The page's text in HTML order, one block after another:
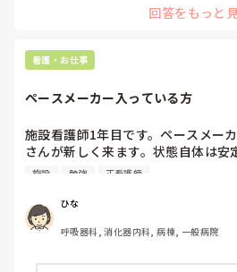
とはない？」と気にかけてくださる
関わりを感じています。しかし、プ
これは私の考え方がおかしいだけな
も、どこのプリセプターもこのよう
でしょうか。
プリセプターを変えたいと思ってい
をお願いすると、同じ病棟で働く先
ますし、今後も教えていただく立場
ん。
このような場合、どうしたらよいで
プリセプターが付くのが1番いいです
らなそうなので。私なら、プリセプ
パンダコパンダさんの今の状況が良
回答をもっと
看護・お仕事
ペースメーカー入っている方
施設看護師1年目です。ペースメー
さんが新しく来ます。状態自体は安
メーカー入っている方の観察や注意
施設 勉強 正看護師
ひな
呼吸器科, 消化器内科, 病棟, 一般病院